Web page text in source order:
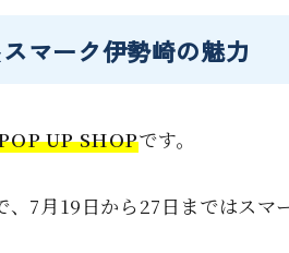
マーク伊勢崎の魅力
UP SHOPです。
7月19日から27日まではスマ